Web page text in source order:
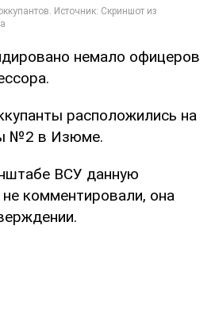
немало офицеров
расположились на
№2 в Изюме.
ВСУ данную
комментировали, она